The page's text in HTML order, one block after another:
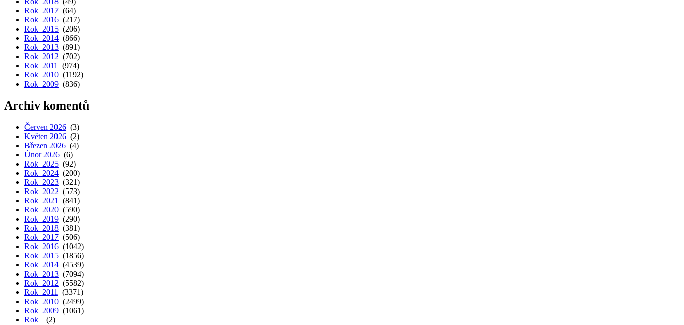
Rok 2017 (64)
Rok 2016 (217)
Rok 2015 (206)
Rok 2014 (866)
Rok 2013 (891)
Rok 2012 (702)
Rok 2011
(974)
Rok 2010 (1192)
Rok 2009 (836)
Archiv komentů
Červen 2026 (3)
Květen 2026 (2)
Březen 2026 (4)
Únor 2026 (6)
Rok 2025 (92)
Rok 2024 (200)
Rok 2023 (321)
Rok 2022 (573)
Rok 2021
(841)
Rok 2020 (590)
Rok 2019 (290)
Rok 2018 (381)
Rok 2017 (506)
Rok 2016 (1042)
Rok 2015 (1856)
Rok 2014 (4539)
Rok 2013 (7094)
Rok 2012 (5582)
Rok 2011
(3371)
Rok 2010 (2499)
Rok 2009 (1061)
Rok
(2)